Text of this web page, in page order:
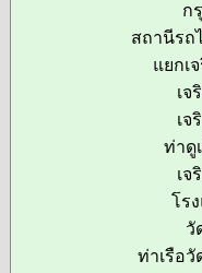
ก
สถานีรถ
แยกเ
เจ
เจ
ท่าดู
เจ
โร
วั
ท่าเรือวั